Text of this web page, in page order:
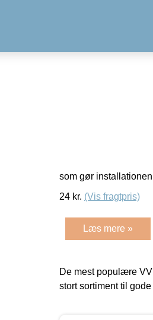
som gør
24 kr. (Vis fragtpris)
Læs mere »
De mest populære
stort sortiment til gode